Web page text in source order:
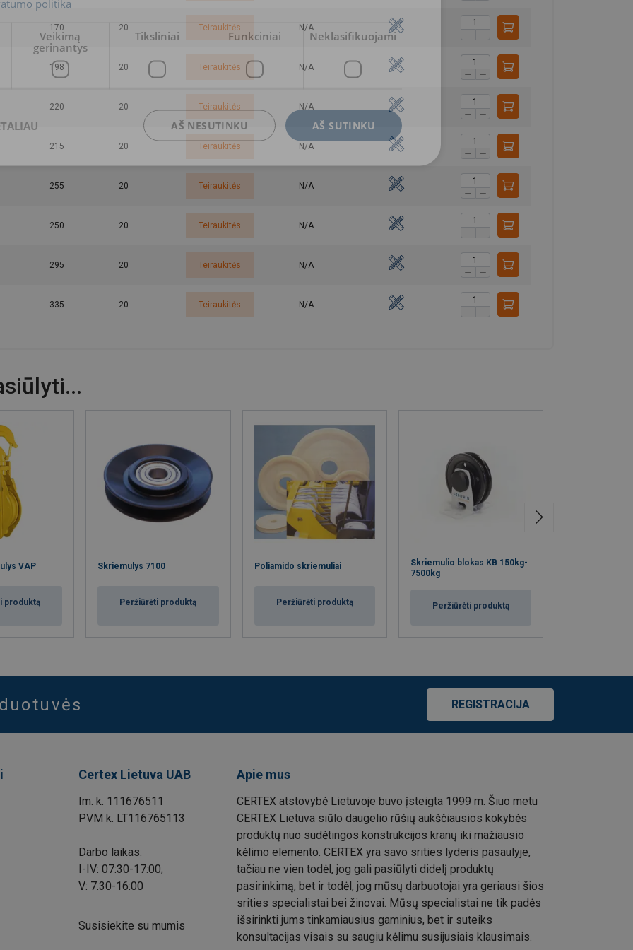
170 20 Teiraukitės N/A
198 20 Teiraukitės N/A
220 20 Teiraukitės N/A
215 20 Teiraukitės N/A
255 20 Teiraukitės N/A
250 20 Teiraukitės N/A
295 20 Teiraukitės N/A
335 20 Teiraukitės N/A
VAP
produktą
Skriemulys 7100
Peržiūrėti produktą
Poliamido skriemuliai
Peržiūrėti produktą
Skriemulio blokas KB 150kg-
7500kg
Peržiūrėti produktą
REGISTRACIJA
Certex Lietuva UAB
Im. k. 111676511
PVM k. LT116765113
Darbo laikas:
I-IV: 07:30-17:00;
V: 7.30-16:00
Susisiekite su mumis
Apie mus
CERTEX atstovybė Lietuvoje buvo įsteigta 1999 m. Šiuo metu
CERTEX Lietuva siūlo daugelio rūšių aukščiausios kokybės
produktų nuo sudėtingos konstrukcijos kranų iki mažiausio
kėlimo elemento. CERTEX yra savo srities lyderis pasaulyje,
tačiau ne vien todėl, jog gali pasiūlyti didelį produktų
pasirinkimą, bet ir todėl, jog mūsų darbuotojai yra geriausi šios
srities specialistai bei žinovai. Mūsų specialistai ne tik padės
išsirinkti jums tinkamiausius gaminius, bet ir suteiks
konsultacijas visais su saugiu kėlimu susijusiais klausimais.
politika
Veikimą
gerinantys
Tiksliniai Funkciniai Neklasifikuojami
AŠ SUTINKU
AŠ NESUTINKU